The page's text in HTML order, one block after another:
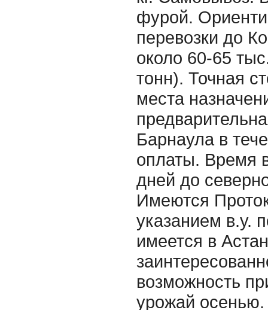
фурой.
перевозки до
около 60-65
тонн). Точная
места
Барнаула в
оплаты. Время
дней до
Имеются
указанием в.у.
имеется в
возможность
урожай